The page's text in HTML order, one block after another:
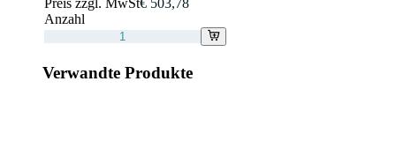
Anzahl
Verwandte Produkte